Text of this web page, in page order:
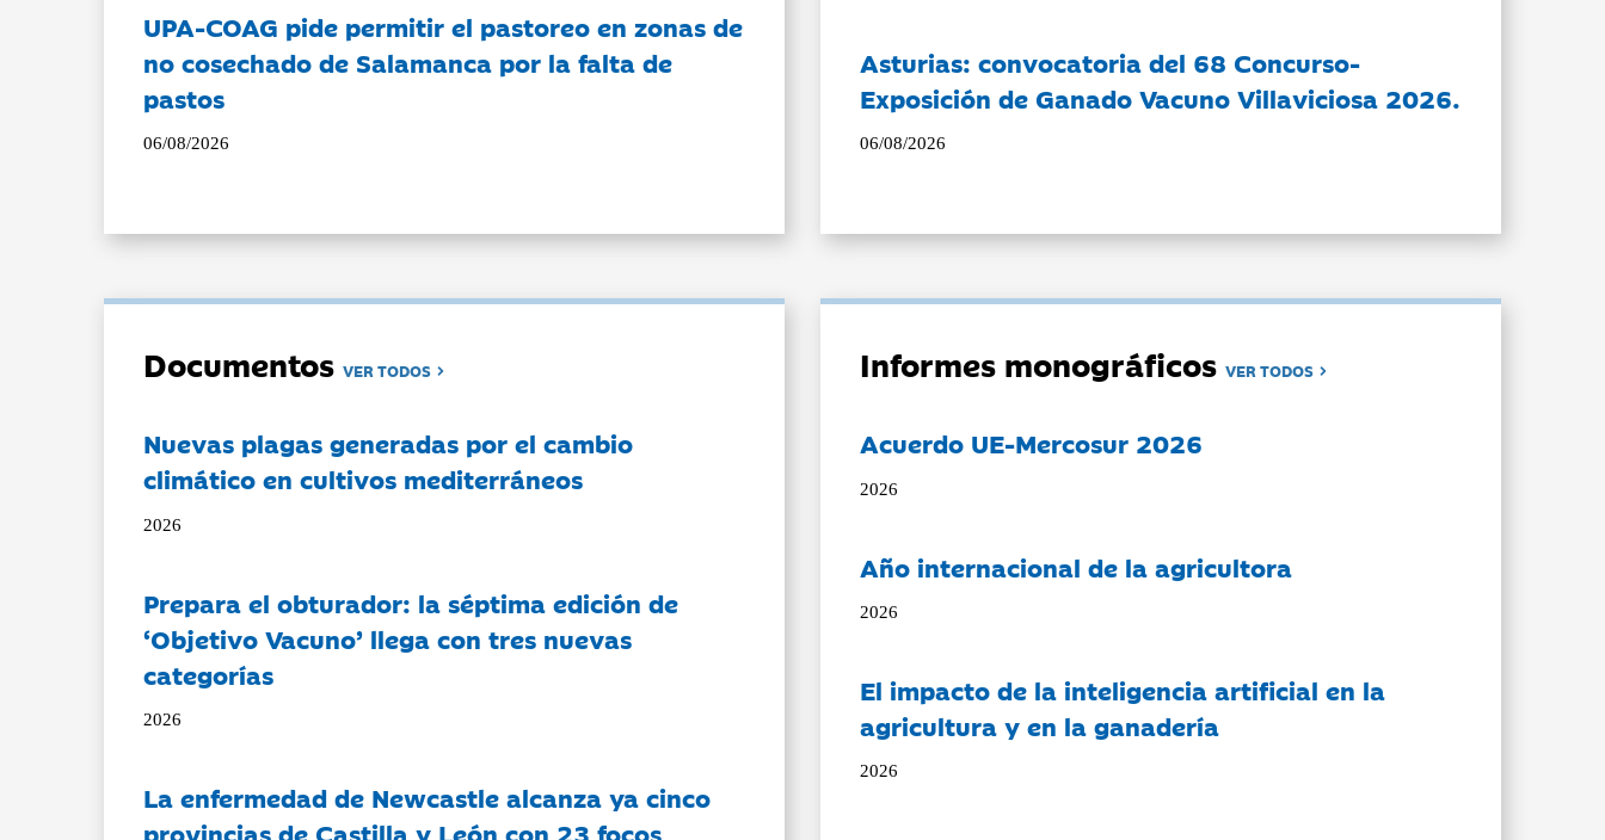
UPA-COAG pide permitir el pastoreo en zonas de
no cosechado de Salamanca por la falta de
pastos
06/08/2026
Asturias: convocatoria del 68 Concurso-
Exposición de Ganado Vacuno Villaviciosa 2026.
06/08/2026
DocumentosVER TODOS
Nuevas plagas generadas por el cambio
climático en cultivos mediterráneos
2026
Prepara el obturador: la séptima edición de
‘Objetivo Vacuno’ llega con tres nuevas
categorías
2026
La enfermedad de Newcastle alcanza ya cinco
Informes monográficosVER TODOS
Acuerdo UE-Mercosur 2026
2026
Año internacional de la agricultora
2026
El impacto de la inteligencia artificial en la
agricultura y en la ganadería
2026